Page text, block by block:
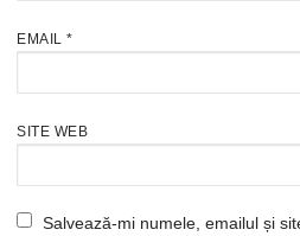
EMAIL *
SITE WEB
Salvează-mi numele, emailul și